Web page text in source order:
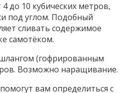
до 10 кубических метров,
под углом. Подобный
сливать содержимое
самотёком.
шлангом (гофрированным
Возможно наращивание.
вам определиться с